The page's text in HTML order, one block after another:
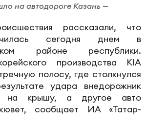
на автодороге Казань —
рассказали, что
сегодня днем в
районе республики.
производства KIA
полосу, где столкнулся
удара внедорожник
на крышу, а другое авто
сообщает ИА «Татар-